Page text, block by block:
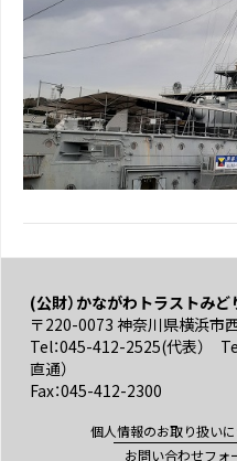
(公財）かながわトラストみど
〒220-0073 神奈川県横浜市
Tel：045-412-2525(代表）
直通）
Fax：045-412-2300
個人情報のお取り扱い
お問い合わせフォ